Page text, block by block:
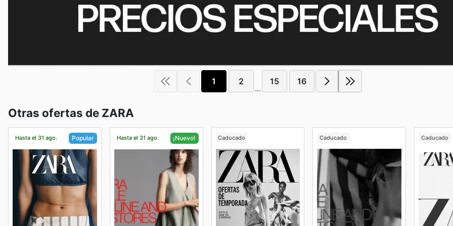
1 2
...
15 16
Otras ofertas de ZARA
Hasta el 31 ago. Popular Hasta el 31 ago. ¡Nuevo! Caducado Caducado Caducado